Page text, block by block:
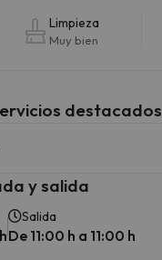
Limpieza
Muy bien
destacados
y salida
Salida
De 11:00 h a 11:00 h